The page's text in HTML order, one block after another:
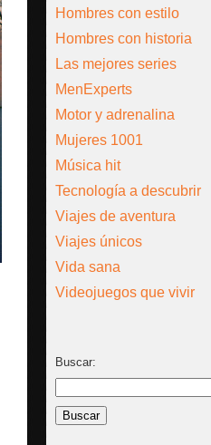
Hombres con estilo
Hombres con historia
Las mejores series
MenExperts
Motor y adrenalina
Mujeres 1001
Música hit
Tecnología a descubrir
Viajes de aventura
Viajes únicos
Vida sana
Videojuegos que vivir
Buscar: